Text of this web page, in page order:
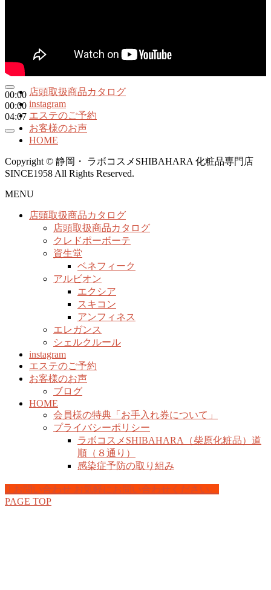
00:00
00:00
04:07
店頭取扱商品カタログ
instagram
エステのご予約
お客様のお声
HOME
Copyright © 静岡・ ラボコスメSHIBAHARA 化粧品専門店
SINCE1958 All Rights Reserved.
MENU
店頭取扱商品カタログ
店頭取扱商品カタログ
クレドポーボーテ
資生堂
ベネフィーク
アルビオン
エクシア
スキコン
アンフィネス
エレガンス
シェルクルール
instagram
エステのご予約
お客様のお声
ブログ
HOME
会員様の特典「お手入れ券について」
プライバシーポリシー
ラボコスメSHIBAHARA（柴原化粧品）道
順（８通り）
感染症予防の取り組み
お問い合わせ お気軽にお問い合わせください。
PAGE TOP